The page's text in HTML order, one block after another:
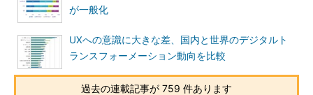
が一般化
UXへの意識に大きな差、国内と世界のデジタルト
ランスフォーメーション動向を比較
過去の連載記事が 759 件あります